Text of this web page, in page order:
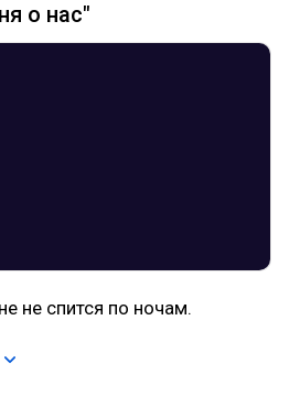
о нас"
не спится по ночам.